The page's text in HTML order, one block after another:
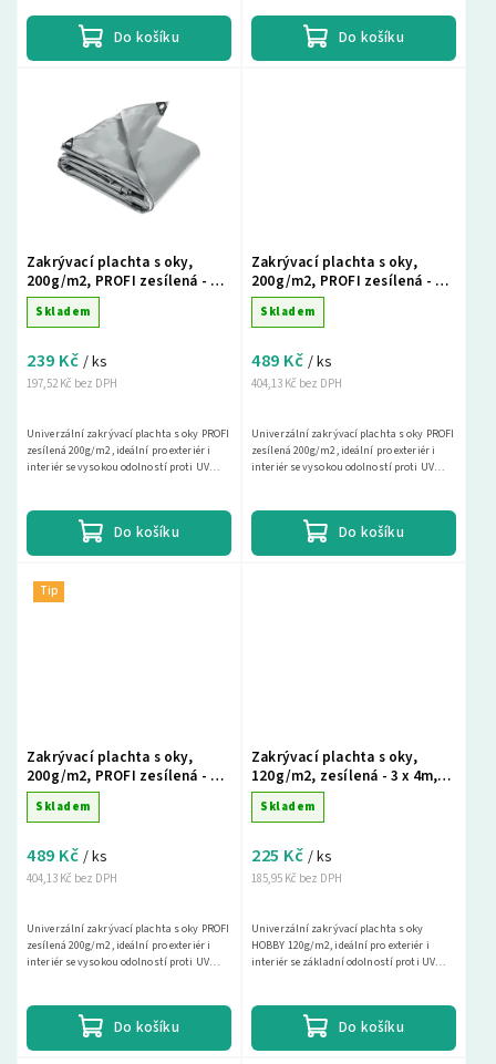
Do košíku Do košíku
Zakrývací plachta s oky,
200g/m2, PROFI zesílená - 2 x
3m, šedá
Skladem
197,52 Kč bez DPH
239 Kč / ks
Do košíku
Univerzální zakrývací plachta s oky PROFI
zesílená 200g/m2, ideální pro exteriér i
interiér se vysokou odolností proti UV
Zakrývací plachta s oky,
200g/m2, PROFI zesílená - 2 x
8m, zelená
Skladem
404,13 Kč bez DPH
489 Kč / ks
Do košíku
Univerzální zakrývací plachta s oky PROFI
zesílená 200g/m2, ideální pro exteriér i
interiér se vysokou odolností proti UV
Tip
Zakrývací plachta s oky,
200g/m2, PROFI zesílená - 2 x
8m, šedá
Skladem
404,13 Kč bez DPH
489 Kč / ks
Do košíku
Univerzální zakrývací plachta s oky PROFI
zesílená 200g/m2, ideální pro exteriér i
interiér se vysokou odolností proti UV
Zakrývací plachta s oky,
120g/m2, zesílená - 3 x 4m,
zelená
Skladem
185,95 Kč bez DPH
225 Kč / ks
Do košíku
Univerzální zakrývací plachta s oky
HOBBY 120g/m2, ideální pro exteriér i
interiér se základní odolností proti UV